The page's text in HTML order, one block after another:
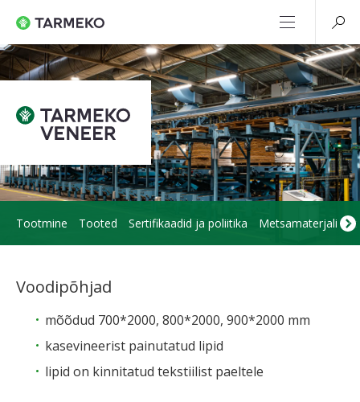
Tootmine Tooted Sertifikaadid ja poliitika Metsamaterjali ost
Voodipõhjad
mõõdud 700*2000, 800*2000, 900*2000 mm
kasevineerist painutatud lipid
lipid on kinnitatud tekstiilist paeltele